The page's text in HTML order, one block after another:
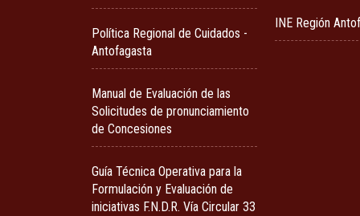
Política Regional de Cuidados -
Antofagasta
Manual de Evaluación de las
Solicitudes de pronunciamiento
de Concesiones
Guía Técnica Operativa para la
Formulación y Evaluación de
iniciativas F.N.D.R. Vía Circular 33
INE Región